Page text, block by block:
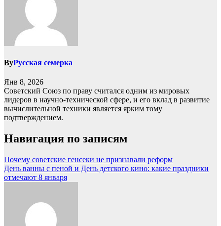
ByРусская семерка
Янв 8, 2026
Советский Союз по праву считался одним из мировых
лидеров в научно-технической сфере, и его вклад в развитие
вычислительной техники является ярким тому
подтверждением.
Навигация по записям
Почему советские генсеки не признавали реформ
День ванны с пеной и День детского кино: какие праздники
отмечают 8 января